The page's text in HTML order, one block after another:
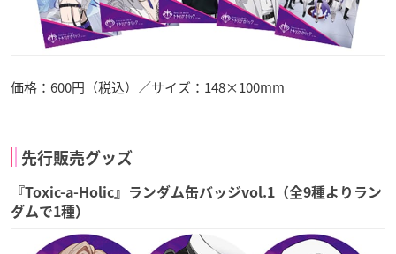
価格：600円（税込）／サイズ：148×100mm
先行販売グッズ
『Toxic-a-Holic』ランダム缶バッジvol.1（全9種よりラン
ダムで1種）